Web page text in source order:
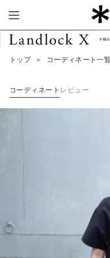
トップ ＞ コーディネート一
コーディネート レビュー